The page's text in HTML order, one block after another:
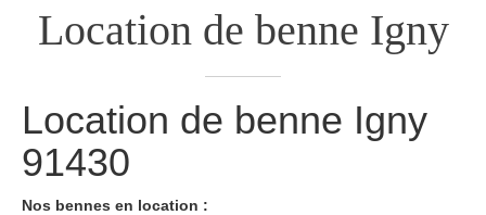
Location de benne Igny
Location de benne Igny
91430
Nos bennes en location :